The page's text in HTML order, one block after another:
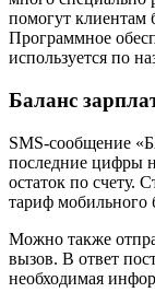
помогут клиентам
Программное
используется по
Баланс
SMS-сообщение
последние цифры
остаток по счету.
тариф мобильного
Можно также
вызов. В ответ
необходимая